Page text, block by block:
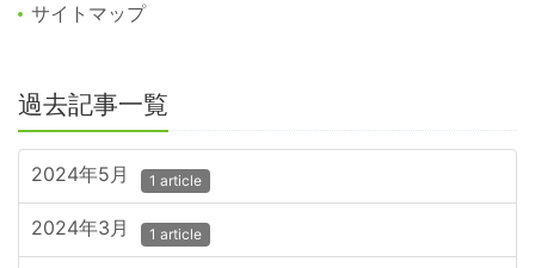
サイトマップ
過去記事一覧
2024年5月 1 article
2024年3月 1 article